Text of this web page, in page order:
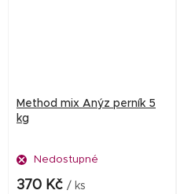
Method mix Anýz perník 5
kg
Nedostupné
370 Kč / ks